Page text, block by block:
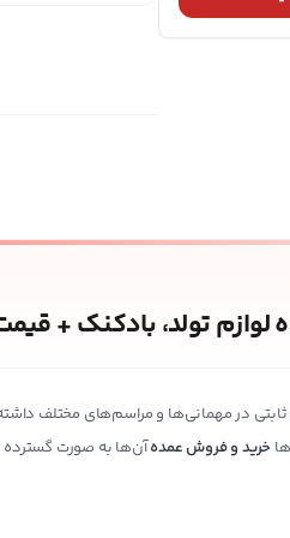
لوازم تولد، بادکنک +
در مهمانی‌ها و مراسم‌های مختلف
خرید و فروش عمدهآن‌ها به صورت گسترده